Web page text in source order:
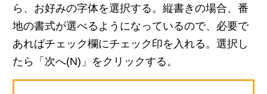
ら、お好みの字体を選択する。縦書きの場合、番
地の書式が選べるようになっているので、必要で
あればチェック欄にチェック印を入れる。選択し
たら「次へ(N)」をクリックする。